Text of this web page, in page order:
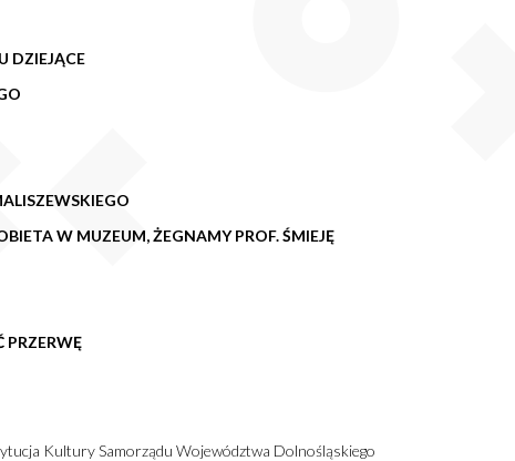
DZIEJĄCE
W MUZEUM, ŻEGNAMY PROF. ŚMIEJĘ
PRZERWĘ
Kultury Samorządu Województwa Dolnośląskiego